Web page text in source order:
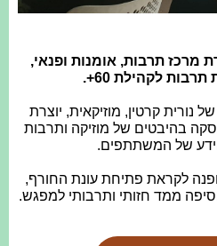
מרכז תרבות, אומנות ופנאי,
לקהילת 60+.
קרטין, מוזיקאית, יוצרת
בהיבטים של מוזיקה ותרבות
של המשתתפים.
לקראת פתיחת עונת החורף,
ממד חזותי ותרבותי למפגש.